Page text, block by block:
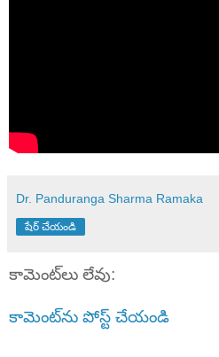
Dr. Panduranga Sharma Ramaka
షేర్ చేయండి
కామెంట్‌లు లేవు:
కామెంట్‌ను పోస్ట్ చేయండి